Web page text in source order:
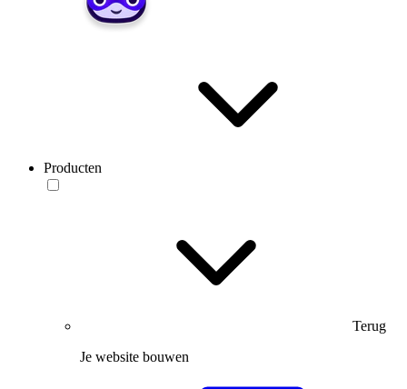
Producten
Terug
Je website bouwen